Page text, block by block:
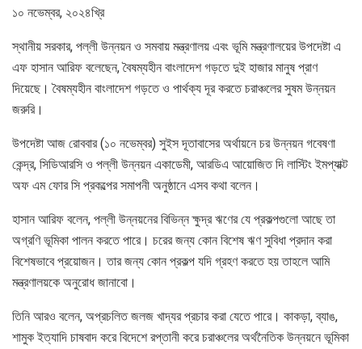
১০ নভেম্বর, ২০২৪খ্রি
স্থানীয় সরকার, পল্লী উন্নয়ন ও সমবায় মন্ত্রণালয় এবং ভূমি মন্ত্রণালয়ের উপদেষ্টা এ
এফ হাসান আরিফ বলেছেন, বৈষম্যহীন বাংলাদেশ গড়তে দুই হাজার মানুষ প্রাণ
দিয়েছে। বৈষম্যহীন বাংলাদেশ গড়তে ও পার্থক্য দূর করতে চরাঞ্চলের সুষম উন্নয়ন
জরুরি।
উপদেষ্টা আজ রোববার (১০ নভেম্বর) সুইস দূতাবাসের অর্থায়নে চর উন্নয়ন গবেষণা
কেন্দ্র, সিডিআরসি ও পল্লী উন্নয়ন একাডেমী, আরডিএ আয়োজিত দি লাস্টিং ইমপ্যাক্ট
অফ এম ফোর সি প্রকল্পের সমাপনী অনুষ্ঠানে এসব কথা বলেন।
হাসান আরিফ বলেন, পল্লী উন্নয়নের বিভিন্ন ক্ষুদ্র ঋণের যে প্রকল্পগুলো আছে তা
অগ্রণি ভূমিকা পালন করতে পারে। চরের জন্য কোন বিশেষ ঋণ সুবিধা প্রদান করা
বিশেষভাবে প্রয়োজন। তার জন্য কোন প্রকল্প যদি গ্রহণ করতে হয় তাহলে আমি
মন্ত্রণালয়কে অনুরোধ জানাবো।
তিনি আরও বলেন, অপ্রচলিত জলজ খাদ্যর প্রচার করা যেতে পারে। কাকড়া, ব্যাঙ,
শামুক ইত্যাদি চাষবাদ করে বিদেশে রপ্তানী করে চরাঞ্চলের অর্থনৈতিক উন্নয়নে ভূমিকা